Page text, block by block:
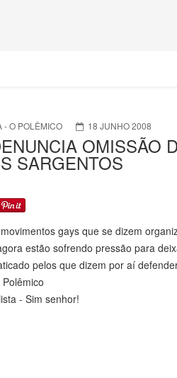
- O POLÊMICO 18 JUNHO 2008
OMISSÃO
SARGENTOS
gays que se dizem
estão sofrendo pressão para
pelos que dizem por aí
- Sim senhor!